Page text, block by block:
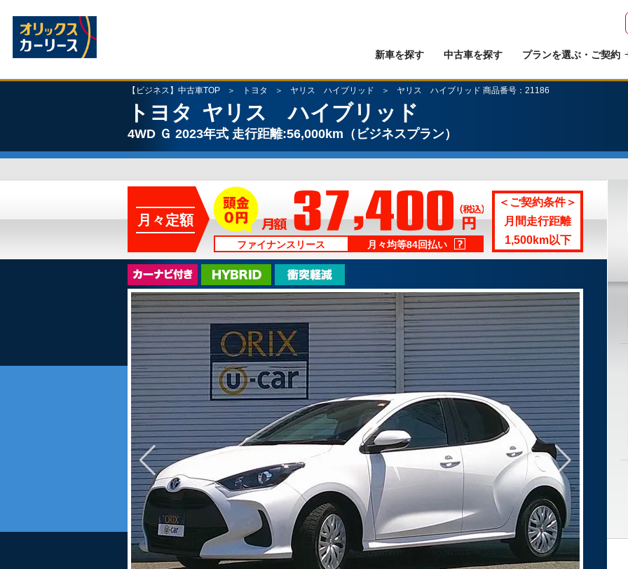
新車を探す 中古車を探す プランを選ぶ・ご契約
【ビジネス】中古車TOP トヨタ ヤリス ハイブリッド ヤリス ハイブリッド 商品番号：21186
トヨタ ヤリス ハイブリッド
4WD Ｇ 2023年式 走行距離:56,000km （ビジネスプラン）
月々定額
ファイナンスリース 月々均等84回払い
＜ご契約条件＞
月間走行距離
1,500km以下